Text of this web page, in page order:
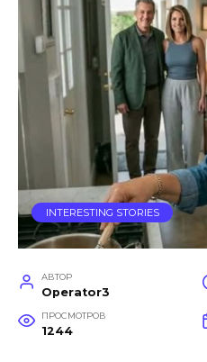
INTERESTING STORIES
АВТОР
Operator3
ПРОСМОТРОВ
1244